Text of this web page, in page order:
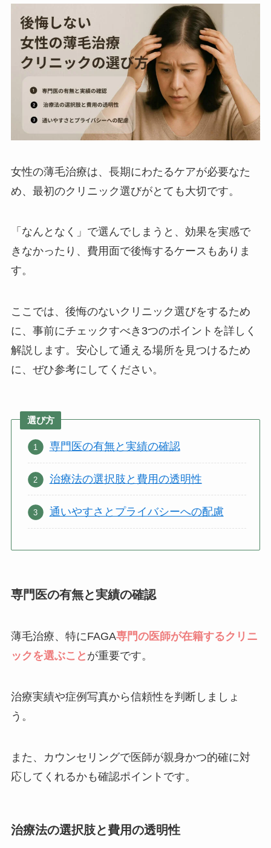
女性の薄毛治療は、長期にわたるケアが必要なた
め、最初のクリニック選びがとても大切です。
「なんとなく」で選んでしまうと、効果を実感で
きなかったり、費用面で後悔するケースもありま
す。
ここでは、後悔のないクリニック選びをするため
に、事前にチェックすべき3つのポイントを詳しく
解説します。安心して通える場所を見つけるため
に、ぜひ参考にしてください。
選び方
専門医の有無と実績の確認
治療法の選択肢と費用の透明性
通いやすさとプライバシーへの配慮
専門医の有無と実績の確認
薄毛治療、特にFAGA専門の医師が在籍するクリニ
ックを選ぶこと が重要です。
治療実績や症例写真から信頼性を判断しましょ
う。
また、カウンセリングで医師が親身かつ的確に対
応してくれるかも確認ポイントです。
治療法の選択肢と費用の透明性